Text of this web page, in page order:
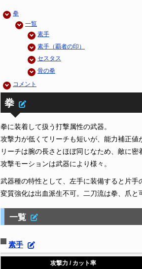
拳
一覧
素手
素手（覇者の印）
セスタス
骨の拳
コメント
拳
拳に装着して扱う打撃属性の武器。
攻撃力が低くてリーチも短いが、能力補正値
リーチは腕の長さとほぼ同じなため、敵に密
攻撃モーションは武器により様々。
武器種の特性として、左手に装備すると片手
変質強化は出血派生不可。二刀流は拳、爪と
一覧
素手
攻撃力 / カット率